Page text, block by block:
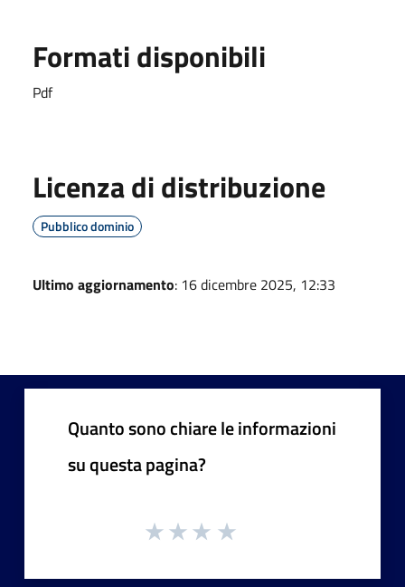
Formati disponibili
Pdf
Licenza di distribuzione
Pubblico dominio
Ultimo aggiornamento: 16 dicembre 2025, 12:33
Quanto sono chiare le informazioni
su questa pagina?